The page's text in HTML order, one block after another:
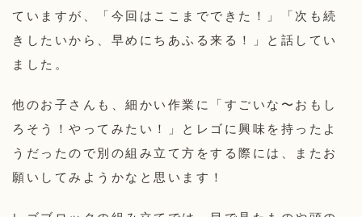
ていますが、「今回はここまでできた！」「次も続
きしたいから、早めにちあふる来る！」と話してい
ました。
他のお子さんも、細かい作業に「すごいな〜おもし
ろそう！やってみたい！」とレゴに興味を持ったよ
うだったので別の組み立て方をする際には、またお
願いしてみようかなと思います！